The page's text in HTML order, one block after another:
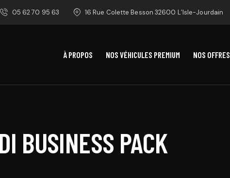
05 62 70 95 63 16 Rue Colette Besson 32600 L’Isle-Jourdain
À PROPOS NOS VÉHICULES PREMIUM NOS OFFRES
BUSINESS PACK